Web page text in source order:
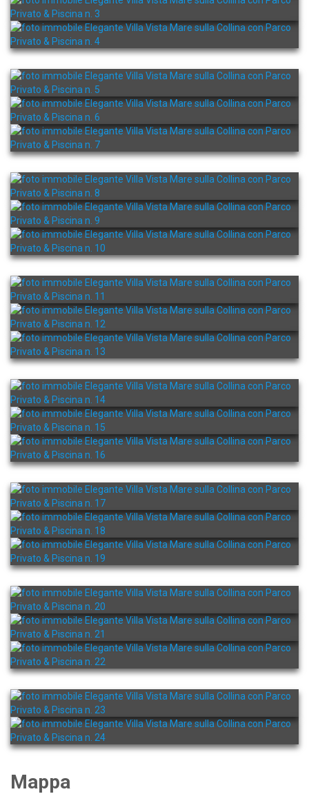
Mappa